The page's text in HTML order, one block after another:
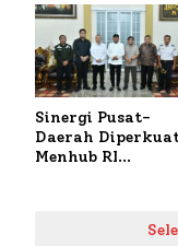
1.024 Peserta
Terdaftar
Sinergi Pusat-
Daerah
Menhub RI
Mutiara Sentosa